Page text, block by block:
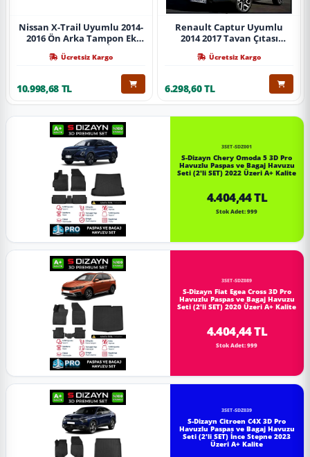
Nissan X-Trail Uyumlu 2014-
2016 Ön Arka Tampon Ek
Koruma Difüzör İthal
Ücretsiz Kargo
10.998,68 TL
Renault Captur Uyumlu
2014 2017 Tavan Çıtası
Ücretsiz Kargo
6.298,60 TL
3SET-SDZ001
S-Dizayn Chery Omoda 5 3D Pro
Havuzlu Paspas ve Bagaj Havuzu
Seti (2'li SET) 2022 Üzeri A+ Kalite
4.404,44 TL
Stok Adet: 999
3SET-SDZ089
S-Dizayn Fiat Egea Cross 3D Pro
Havuzlu Paspas ve Bagaj Havuzu
Seti (2'li SET) 2020 Üzeri A+ Kalite
4.404,44 TL
Stok Adet: 999
3SET-SDZ039
S-Dizayn Citroen C4X 3D Pro
Havuzlu Paspas ve Bagaj Havuzu
Seti (2'li SET) İnce Stepne 2023
Üzeri A+ Kalite